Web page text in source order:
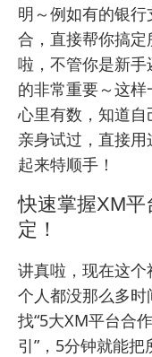
明～例如有的银
合，直接帮你搞
啦，不管你是新
的非常重要～这
心里有数，知道
亲身试过，直接
起来特顺手！
快速掌握XM
定！
讲真啦，现在这
个人都没那么多
找“5大XM平台合
引”，5分钟就能